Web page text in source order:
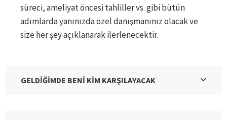
süreci, ameliyat öncesi tahliller vs. gibi bütün
adımlarda yanınızda özel danışmanınız olacak ve
size her şey açıklanarak ilerlenecektir.
GELDİĞİMDE BENİ KİM KARŞILAYACAK